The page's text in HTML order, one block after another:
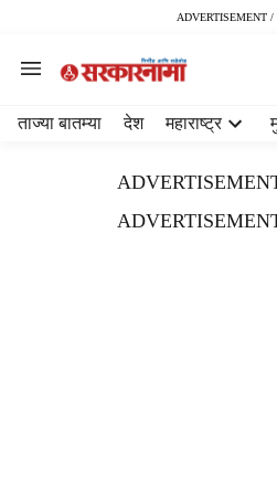
ADVERTISEMENT /
ताज्या बातम्या देश महाराष्ट्र